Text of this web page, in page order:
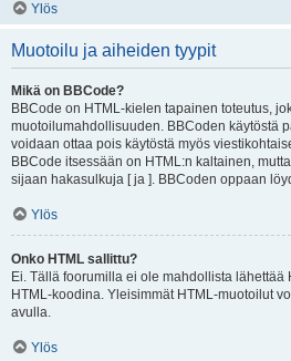
Ylös
Muotoilu ja aiheiden tyypit
Mikä on BBCode?
BBCode on HTML-kielen tapainen toteutus,
muotoilumahdollisuuden. BBCoden käytöstä
voidaan ottaa pois käytöstä myös
BBCode itsessään on HTML:n kaltainen,
sijaan hakasulkuja [ ja ]. BBCoden oppaan
Ylös
Onko HTML sallittu?
Ei. Tällä foorumilla ei ole mahdollista lähettää
HTML-koodina. Yleisimmät HTML-muotoilut
avulla.
Ylös